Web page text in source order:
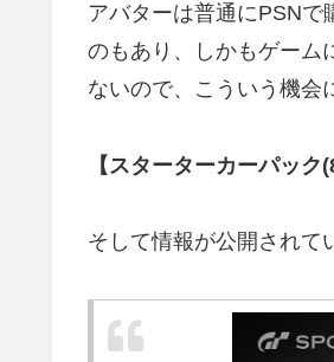
アバターは普通にPSNで
のもあり、しかもゲーム
ないので、こういう機会
【スターターカーパック
そして情報が公開されて